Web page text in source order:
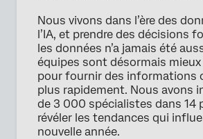
Nous vivons dans l’ère des
l’IA, et prendre des décisions
les données n’a jamais été
équipes sont désormais mieux
pour fournir des informations
plus rapidement. Nous avons
de 3 000 spécialistes dans 14
révéler les tendances qui
nouvelle année.